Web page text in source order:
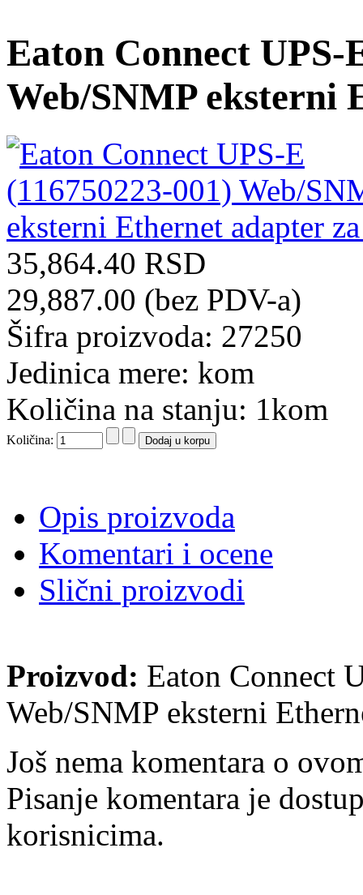
Eaton Connect UPS-
Web/SNMP eksterni
35,864.40 RSD
29,887.00 (bez PDV-a)
Šifra proizvoda: 27250
Jedinica mere: kom
Količina na stanju: 1kom
Količina:
Opis proizvoda
Komentari i ocene
Slični proizvodi
Proizvod: Eaton Connect
Web/SNMP eksterni
Još nema komentara o
Pisanje komentara je
korisnicima.